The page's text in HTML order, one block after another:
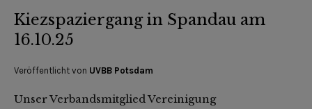
Kiezspaziergang in Spandau am
16.10.25
Veröffentlicht von UVBB Potsdam
Unser Verbandsmitglied Vereinigung